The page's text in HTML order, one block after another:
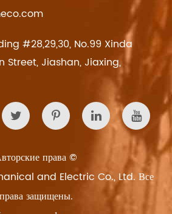
#28,29,30, No.99 Xinda
Street, Jiashan, Jiaxing,
права ©
and Electric Co., Ltd. Все
права защищены.